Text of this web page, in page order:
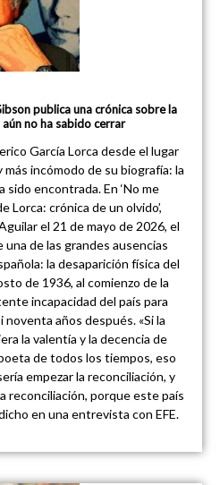
publica una crónica sobre la
no ha sabido cerrar
García Lorca desde el lugar
más incómodo de su biografía: la
sido encontrada. En ‘No me
Lorca: crónica de un olvido’,
el 21 de mayo de 2026, el
de las grandes ausencias
la desaparición física del
de 1936, al comienzo de la
incapacidad del país para
años después. «Si la
la valentía y la decencia de
de todos los tiempos, eso
empezar la reconciliación, y
reconciliación, porque este país
en una entrevista con EFE.